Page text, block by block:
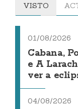
VISTO
01/08/2026
Cabana,
e A
ver a
04/08/2026